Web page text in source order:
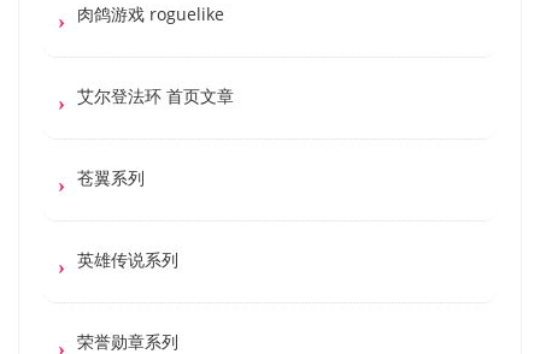
肉鸽游戏 roguelike
艾尔登法环 首页文章
苍翼系列
英雄传说系列
荣誉勋章系列